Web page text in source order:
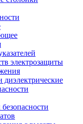
электрозащиты